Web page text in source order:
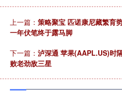
上一篇： 策略聚宝 匹诺康尼藏繁育
一年伏笔终于露马脚
下一篇： 泸深通 苹果(AAPL.US)时
败老劲敌三星